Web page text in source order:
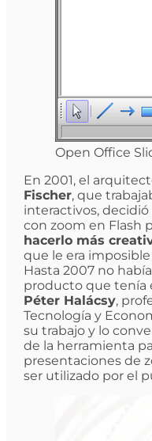
Open Office
En 2001, el
Fischer, que
interactivos,
con zoom en Flash
hacerlo más
que le era
Hasta 2007 no
producto que tenía
Péter Halácsy,
Tecnología y
su trabajo y lo
de la herramienta
presentaciones de
ser utilizado por el